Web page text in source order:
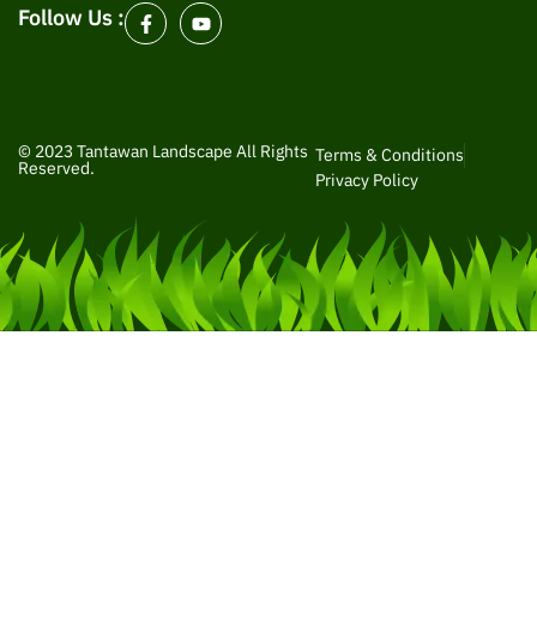
Follow Us :
© 2023 Tantawan Landscape All Rights
Reserved.
Terms & Conditions
Privacy Policy